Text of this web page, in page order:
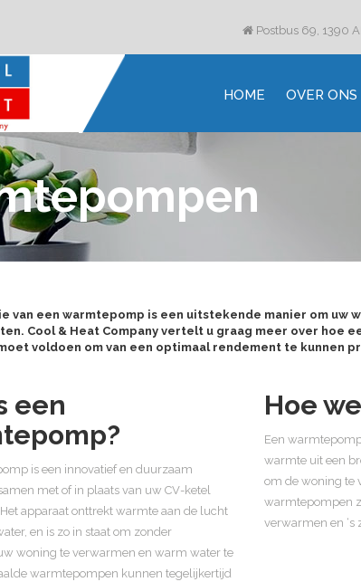
Postbus 69, 1390
HOME OVER ONS
van een warmtepomp is een uitstekende manier om uw
Cool & Heat Company vertelt u graag meer over hoe
voldoen om van een optimaal rendement te kunnen
een
is een innovatief en duurzaam
met of in plaats van uw CV-ketel
apparaat onttrekt warmte aan de lucht
en is zo in staat om zonder
woning te verwarmen en warm water te
warmtepompen kunnen tegelijkertijd
Hoe
Een
warmte uit een
om de woning te
warmtepompen
verwarmen en ‘s